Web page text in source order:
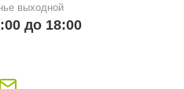
выходной
до 18:00